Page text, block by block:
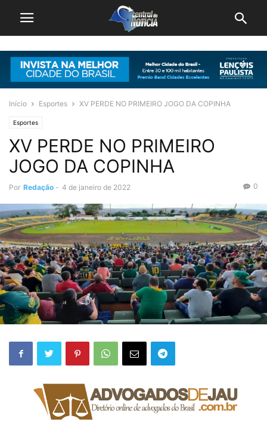
Início Esportes XV PERDE NO PRIMEIRO JOGO DA COPINHA
Esportes
XV PERDE NO PRIMEIRO
JOGO DA COPINHA
Por Redação - 4 de janeiro de 2022 0